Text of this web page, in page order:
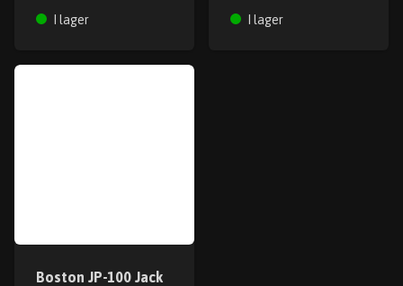
I lager I lager
Boston JP-100 Jack